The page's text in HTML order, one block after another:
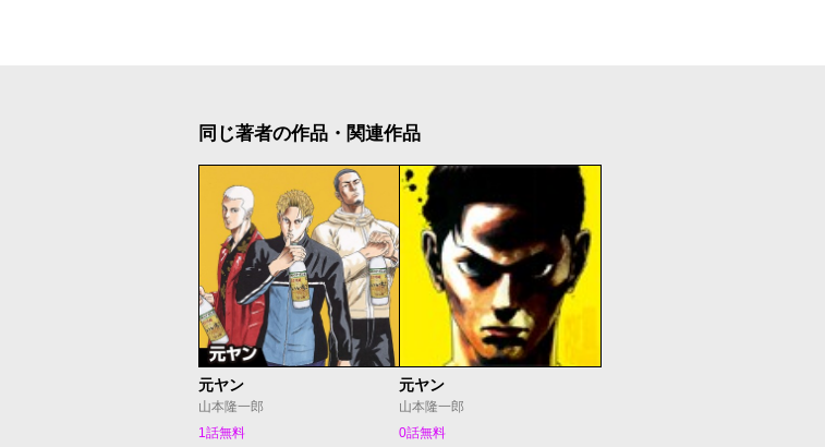
同じ著者の作品・関連作品
元ヤン
山本隆一郎
1話無料
元ヤン
山本隆一郎
0話無料